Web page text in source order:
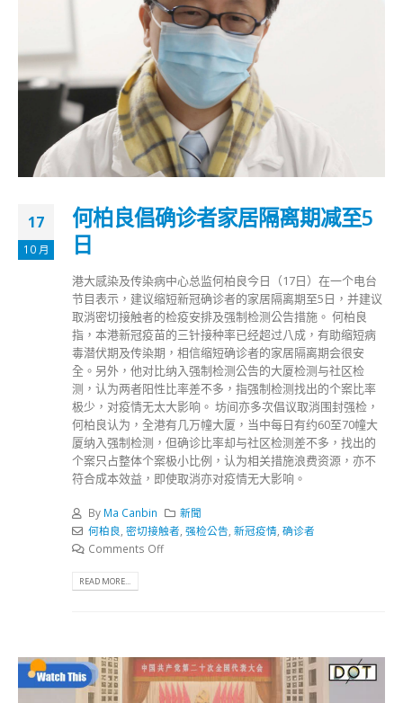
17
10 月
何柏良倡确诊者家居隔离期减至5
日
港大感染及传染病中心总监何柏良今日（17日）在一个电台
节目表示，建议缩短新冠确诊者的家居隔离期至5日，并建议
取消密切接触者的检疫安排及强制检测公告措施。 何柏良
指，本港新冠疫苗的三针接种率已经超过八成，有助缩短病
毒潜伏期及传染期，相信缩短确诊者的家居隔离期会很安
全。另外，他对比纳入强制检测公告的大厦检测与社区检
测，认为两者阳性比率差不多，指强制检测找出的个案比率
极少，对疫情无太大影响。 坊间亦多次倡议取消围封强检，
何柏良认为，全港有几万幢大厦，当中每日有约60至70幢大
厦纳入强制检测，但确诊比率却与社区检测差不多，找出的
个案只占整体个案极小比例，认为相关措施浪费资源，亦不
符合成本效益，即使取消亦对疫情无大影响。
By Ma Canbin
新聞
何柏良 密切接触者 强检公告 新冠疫情, 确诊者
Comments Off
READ MORE...